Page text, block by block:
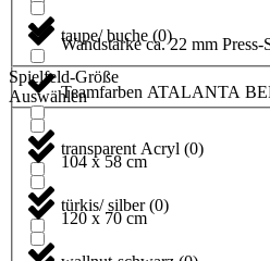
taupe/ buche (0)
Teamfarben ATALANTA
transparent Acryl (0)
türkis/ silber(0)
Wandstärke ca. 22 mm
Spielfeld-Größe
Auswählen
104 x 58 cm
120 x 70 cm